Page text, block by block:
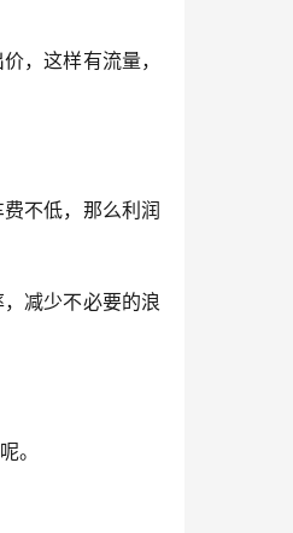
，这样有流量，
不低，那么利润
减少不必要的浪
。